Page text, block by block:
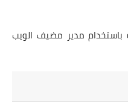
باستخدام مدير مضيف الويب